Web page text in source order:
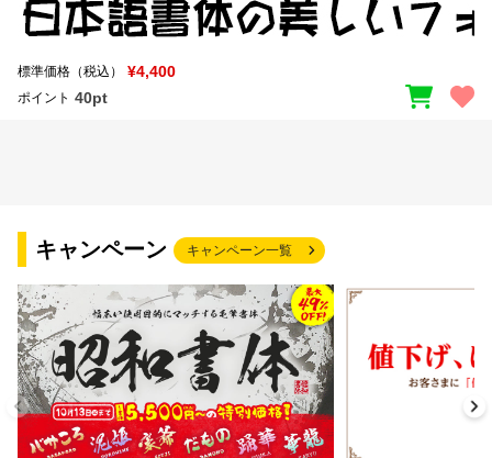
標準価格（税込） ¥4,400
ポイント 40pt
キャンペーン キャンペーン一覧